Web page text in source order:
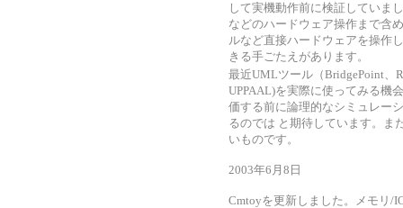
して実機動作前に検証していま
などのハードウェア操作まで含
ルなど直接ハードウェアを操作
きる手ごたえがあります。
最近UMLツール（BridgePoint、
UPPAAL)を実際に使ってみる機
価する前に論理的なシミュレー
るのでは と期待しています。ま
いものです。
2003年6月8日
Cmtoyを更新しました。メモリ/